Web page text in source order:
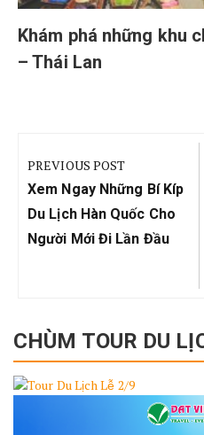
Khám phá những khu
– Thái Lan
hướng
bài
viết
PREVIOUS POST
Previous
Post:
Xem Ngay Những Bí Kíp
Du Lịch Hàn Quốc Cho
Người Mới Đi Lần Đầu
CHÙM TOUR DU